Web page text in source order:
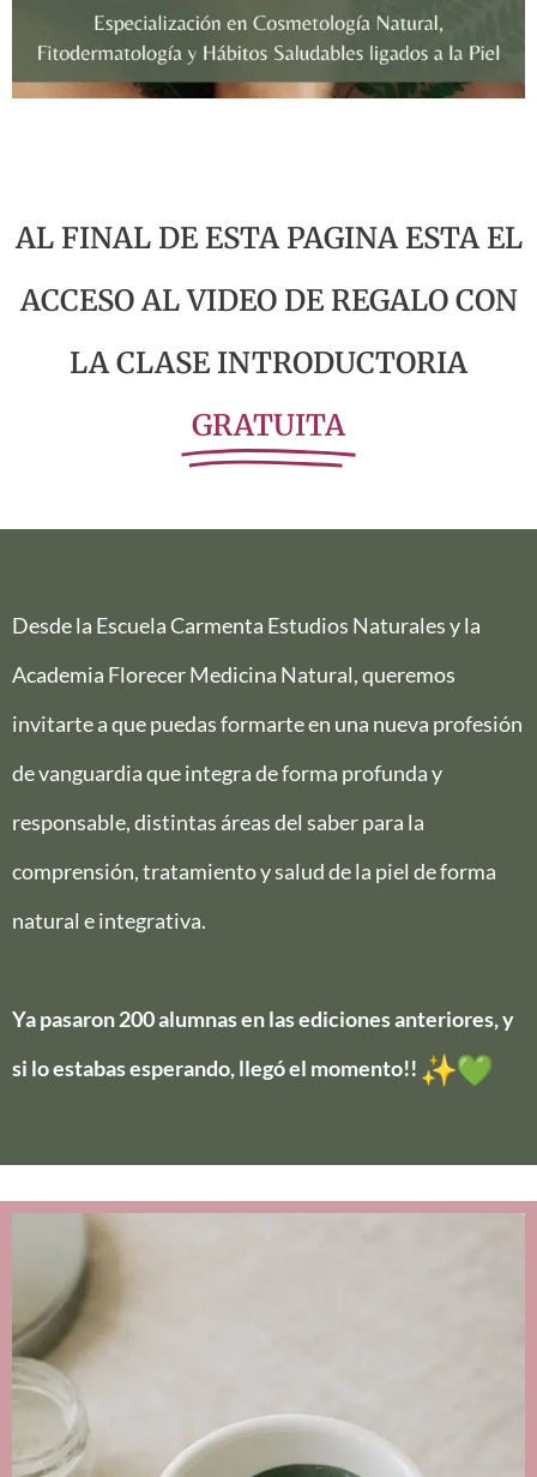
AL FINAL DE ESTA PAGINA ESTA EL
ACCESO AL VIDEO DE REGALO CON
LA CLASE INTRODUCTORIA
GRATUITA
Desde la Escuela Carmenta Estudios Naturales y la
Academia Florecer Medicina Natural, queremos
invitarte a que puedas formarte en una nueva profesión
de vanguardia que integra de forma profunda y
responsable, distintas áreas del saber para la
comprensión, tratamiento y salud de la piel de forma
natural e integrativa.
Ya pasaron 200 alumnas en las ediciones anteriores, y
si lo estabas esperando, llegó el momento!!